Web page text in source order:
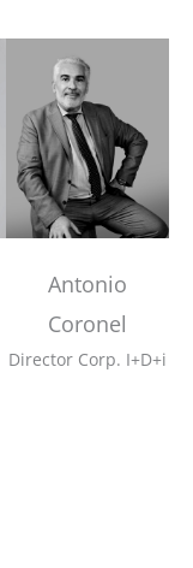
Antonio
Coronel
Director Corp. I+D+i